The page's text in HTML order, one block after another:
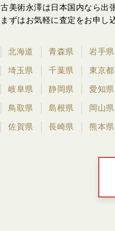
古美術永澤は日本国内なら出
まずはお気軽に査定をお申し
北海道 青森県 岩手県
埼玉県 千葉県 東京都
岐阜県 静岡県 愛知県
鳥取県 島根県 岡山県
佐賀県 長崎県 熊本県